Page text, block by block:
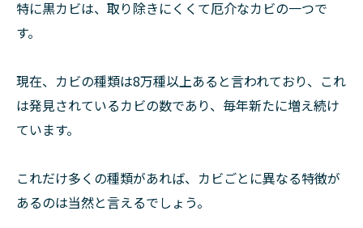
特に黒カビは、取り除きにくくて厄介なカビの一つで
す。
現在、カビの種類は8万種以上あると言われており、これ
は発見されているカビの数であり、毎年新たに増え続け
ています。
これだけ多くの種類があれば、カビごとに異なる特徴が
あるのは当然と言えるでしょう。